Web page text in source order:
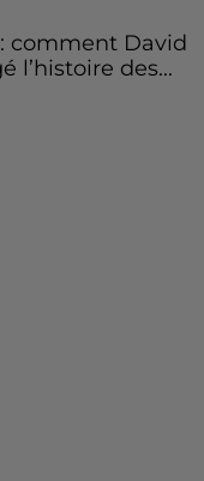
comment David
l’histoire des...